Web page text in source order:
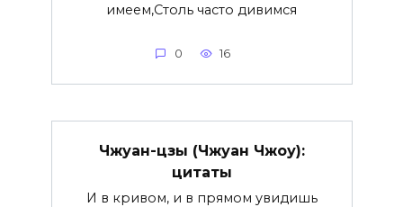
имеем,Столь часто дивимся
0 16
Чжуан-цзы (Чжуан Чжоу):
цитаты
И в кривом, и в прямом увидишь